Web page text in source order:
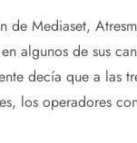
Mediaset,
algunos de sus
decía que a las
los operadores